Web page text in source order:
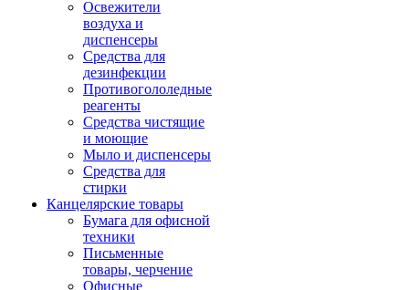
Освежители
воздуха и
диспенсеры
Средства для
дезинфекции
Противогололедные
реагенты
Средства чистящие
и моющие
Мыло и диспенсеры
Средства для
стирки
Канцелярские товары
Бумага для офисной
техники
Письменные
товары, черчение
Офисные